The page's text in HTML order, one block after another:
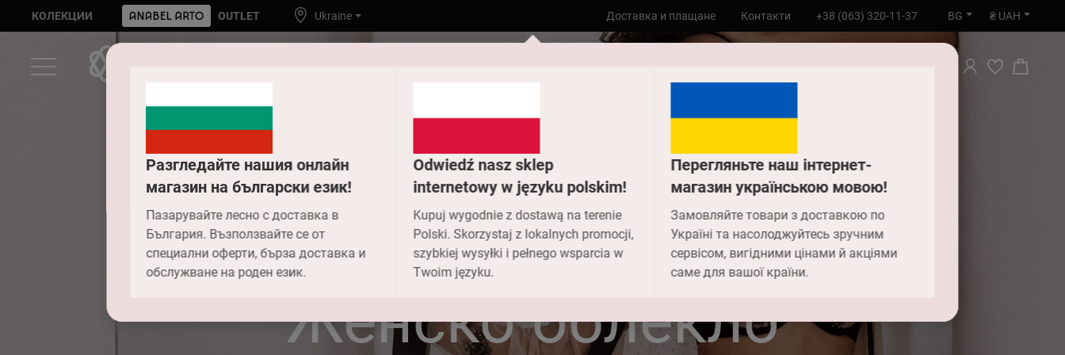
Разгледайте нашия онлайн
магазин на български език!
Пазарувайте лесно с доставка в
България. Възползвайте се от
специални оферти, бърза доставка и
обслужване на роден език.
Odwiedź nasz sklep
internetowy w języku polskim!
Kupuj wygodnie z dostawą na terenie
Polski. Skorzystaj z lokalnych promocji,
szybkiej wysyłki i pełnego wsparcia w
Twoim języku.
Перегляньте наш інтернет-
магазин українською мовою!
Замовляйте товари з доставкою по
Україні та насолоджуйтесь зручним
сервісом, вигідними цінами й акціями
саме для вашої країни.
КОЛЕКЦИИ OUTLET Ukraine Доставка и плащане Контакти +38 (063) 320-11-37 BG ₴ UAH
Към главната Дрехи
Женско облекло